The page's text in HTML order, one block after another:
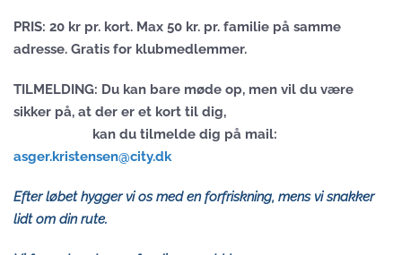
PRIS: 20 kr pr. kort. Max 50 kr. pr. familie på samme
adresse. Gratis for klubmedlemmer.
TILMELDING: Du kan bare møde op, men vil du være
sikker på, at der er et kort til dig,
kan du tilmelde dig på mail:
asger.kristensen@city.dk
Efter løbet hygger vi os med en forfriskning, mens vi snakker
lidt om din rute.